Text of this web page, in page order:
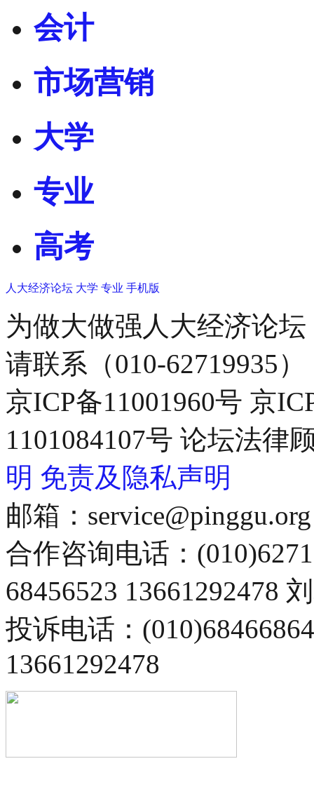
会计
市场营销
大学
专业
高考
人大经济论坛 大学 专业 手机版
为做大做强人大经济论
请联系（010-62719935）
京ICP备11001960号 京
1101084107号 论坛法律
明 免责及隐私声明
邮箱：service@pinggu.org
合作咨询电话：
68456523 13661292478
投诉电话：
13661292478